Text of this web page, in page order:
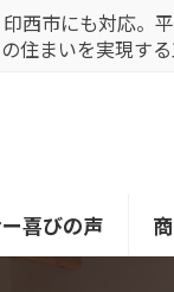
西市にも対応。
住まいを実現する
喜びの声